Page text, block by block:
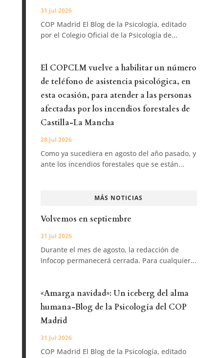
31 Jul 2026
COP Madrid El Blog de la Psicología, editado
por el Colegio Oficial de la Psicología de...
El COPCLM vuelve a habilitar un número
de teléfono de asistencia psicológica, en
esta ocasión, para atender a las personas
afectadas por los incendios forestales de
Castilla-La Mancha
28 Jul 2026
Como ya sucediera en agosto del año pasado, y
ante los incendios forestales que se están...
MÁS NOTICIAS
Volvemos en septiembre
31 Jul 2026
Durante el mes de agosto, la redacción de
Infocop permanecerá cerrada. Para cualquier...
«Amarga navidad»: Un iceberg del alma
humana-Blog de la Psicología del COP
Madrid
31 Jul 2026
COP Madrid El Blog de la Psicología, editado